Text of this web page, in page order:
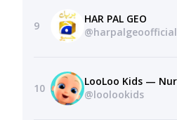
9
HAR PAL GEO
@harpalgeoofficial
10
@loolookids